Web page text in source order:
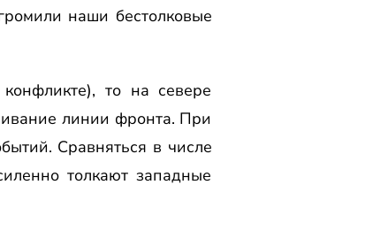
наши бестолковые
то на севере
линии фронта. При
Сравняться в числе
толкают западные